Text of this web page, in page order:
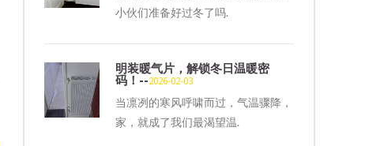
小伙们准备好过冬了吗.
明装暖气片，解锁冬日温暖密
码！--2026-02-03
当凛冽的寒风呼啸而过，气温骤降，
家，就成了我们最渴望温.